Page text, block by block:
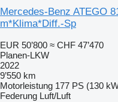
Mercedes-Benz ATEGO
m*Klima*Diff.-Sp
EUR 50’800 ≈ CHF 47’470
Planen-LKW
2022
9’550 km
Motorleistung 177 PS (130
Federung Luft/Luft